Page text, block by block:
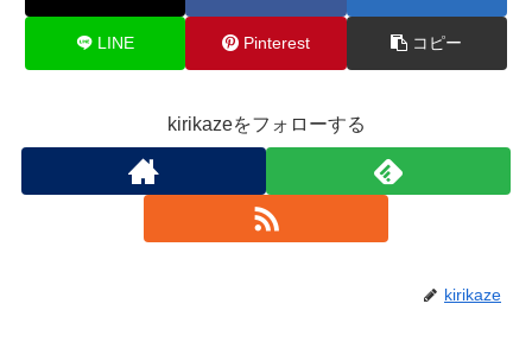
LINE Pinterest コピー
kirikazeをフォローする
kirikaze